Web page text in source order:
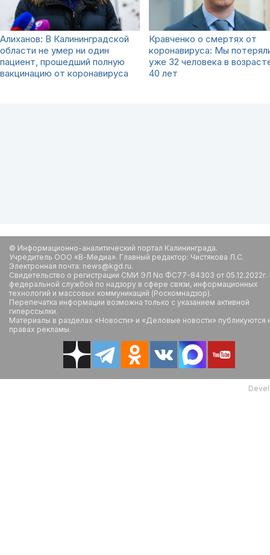
Алиханов: В Калининградской
области не умер ни один
пациент, прошедший полную
вакцинацию от коронавируса
Кравченко о смертях от
коронавируса: Мы
уже 32 человека в
40 лет
© Информационно-аналитический портал Калининграда.
Учредитель ООО «В-Медиа». Главный редактор: Чистякова Л.С.
Электронная почта: news@kgd.ru.
Свидетельство о регистрации СМИ ЭЛ No ФС77-84303 от
федеральной службой по надзору в сфере связи, информационных
технологий и массовых коммуникаций (Роскомнадзор).
Перепечатка информации возможна только с указанием активной
гиперссылки.
Материалы в разделах «Новости» и «Деловые новости» публикуются
правах рекламы.